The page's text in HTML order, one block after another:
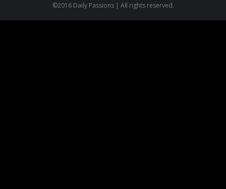
©2016 Daily Passions | All rights reserved.